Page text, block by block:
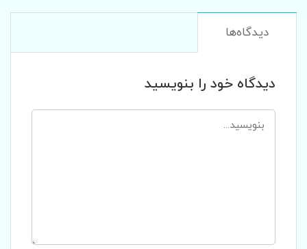
دیدگاه‌ها
دیدگاه خود را بنویسید